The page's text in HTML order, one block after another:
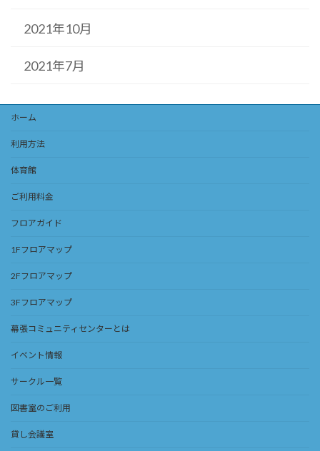
2021年10月
2021年7月
ホーム
利用方法
体育館
ご利用料金
フロアガイド
1Fフロアマップ
2Fフロアマップ
3Fフロアマップ
幕張コミュニティセンターとは
イベント情報
サークル一覧
図書室のご利用
貸し会議室